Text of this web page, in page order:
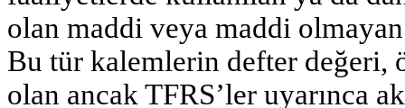
olan maddi veya maddi
Bu tür kalemlerin defter değeri,
olan ancak TFRS’ler uyarınca